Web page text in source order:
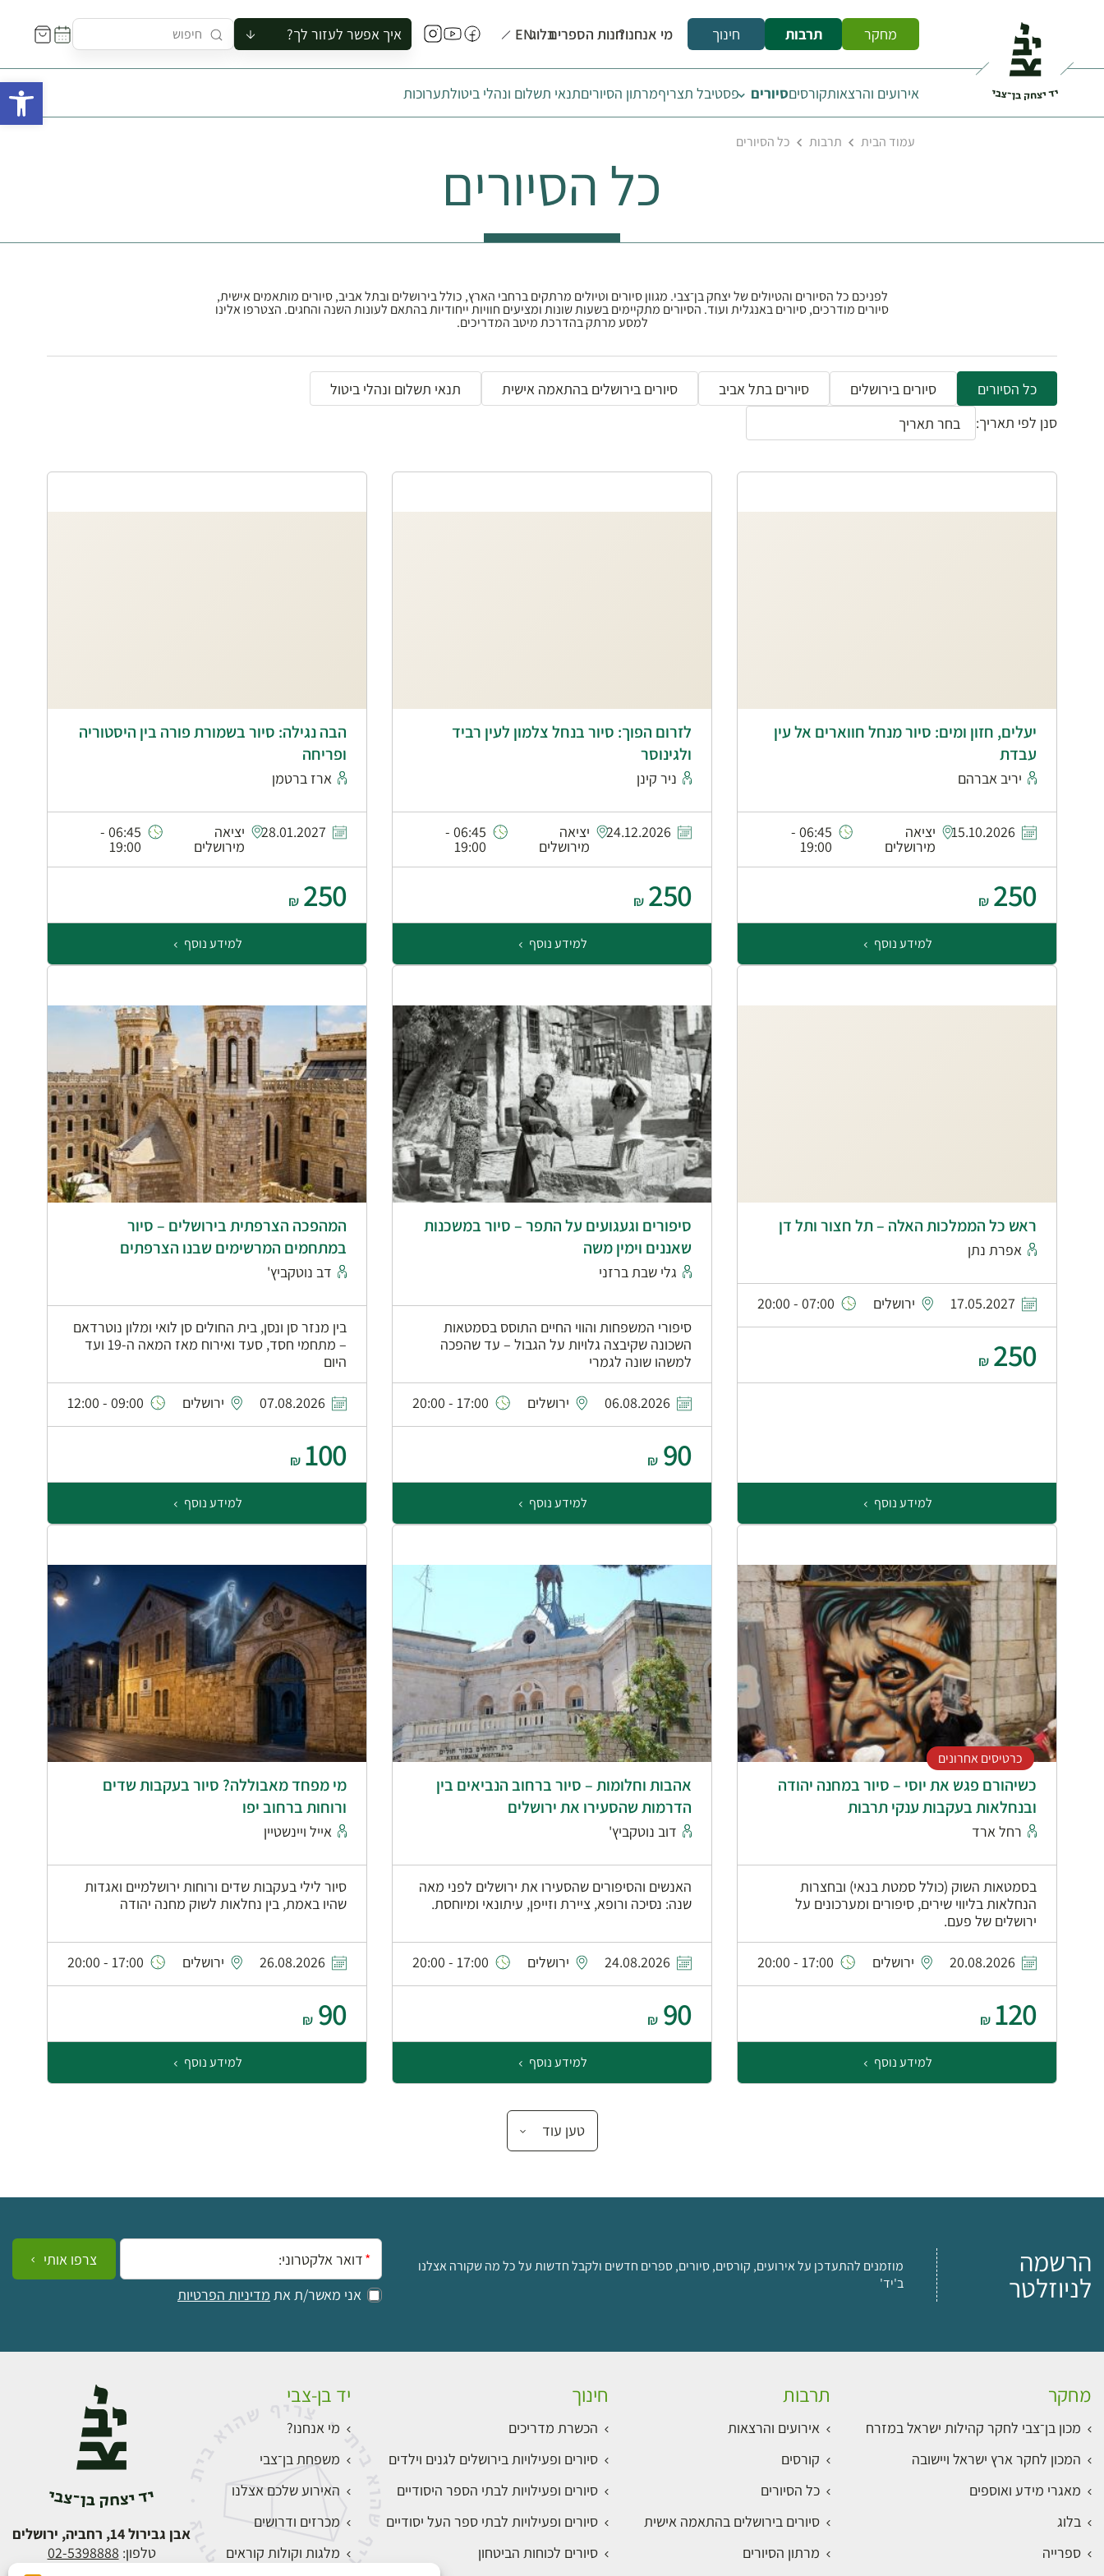
מחקר תרבות חינוך מי אנחנו?חנות הספריםבלוגEN איך אפשר לעזור לך?
להזמין סיור לקבוצה
להירשם לסיור
להירשם לקורס
אירועים והרצאותקורסיםסיורים פסטיבל תצריףמרתון הסיוריםתנאי תשלום ונהלי ביטולתערוכות
עמוד הבית תרבות כל הסיורים
כל הסיורים
לפניכם כל הסיורים והטיולים של יצחק בן־צבי. מגוון סיורים וטיולים מרתקים ברחבי הארץ, כולל בירושלים ובתל אביב, סיורים מותאמים אישית,
סיורים מודרכים, סיורים באנגלית ועוד. הסיורים מתקיימים בשעות שונות ומציעים חוויות ייחודיות בהתאם לעונות השנה והחגים. הצטרפו אלינו
למסע מרתק בהדרכת מיטב המדריכים.
כל הסיורים סיורים בירושלים סיורים בתל אביב סיורים בירושלים בהתאמה אישית
תנאי תשלום ונהלי ביטול
סנן לפי תאריך:
יעלים, חזון ומים: סיור מנחל חווארים אל עין
עבדת
יריב אברהם
15.10.2026 יציאה
מירושלים
06:45 -
19:00
250
₪
למידע נוסף
לזרום הפוך: סיור בנחל צלמון לעין רביד
ולגינוסר
ניר קינן
24.12.2026 יציאה
מירושלים
06:45 -
19:00
250
₪
למידע נוסף
הבה נגילה: סיור בשמורת פורה בין היסטוריה
ופריחה
ארז ברטמן
28.01.2027 יציאה
מירושלים
06:45 -
19:00
250
₪
למידע נוסף
ראש כל הממלכות האלה – תל חצור ותל דן
אפרת נתן
17.05.2027 ירושלים 07:00 - 20:00
250
₪
למידע נוסף
סיפורים וגעגועים על התפר – סיור במשכנות
שאננים וימין משה
גלי שבת ברזני
סיפורי המשפחות והווי החיים התוסס בסמטאות
השכונה שקיבצה גלויות על הגבול – עד שהפכה
למשהו שונה לגמרי
06.08.2026 ירושלים 17:00 - 20:00
90
₪
למידע נוסף
המהפכה הצרפתית בירושלים – סיור
במתחמים המרשימים שבנו הצרפתים
דב נוטקביץ'
בין מנזר סן ונסן, בית החולים סן לואי ומלון נוטרדאם
– מתחמי חסד, סעד ואירוח מאז המאה ה-19 ועד
היום
07.08.2026 ירושלים 09:00 - 12:00
100
₪
למידע נוסף
כרטיסים אחרונים
כשיהורם פגש את יוסי – סיור במחנה יהודה
ובנחלאות בעקבות ענקי תרבות
רחל ארד
בסמטאות השוק (כולל סמטת בנאי) ובחצרות
הנחלאות בליווי שירים, סיפורים ומערכונים על
ירושלים של פעם.
20.08.2026 ירושלים 17:00 - 20:00
120
₪
למידע נוסף
אהבות וחלומות – סיור ברחוב הנביאים בין
הדרמות שהסעירו את ירושלים
דוב נוטקביץ'
האנשים והסיפורים שהסעירו את ירושלים לפני מאה
שנה: נסיכה ורופא, ציירת וזייפן, עיתונאי ומיוחסת.
24.08.2026 ירושלים 17:00 - 20:00
90
₪
למידע נוסף
מי מפחד מאבוללה? סיור בעקבות שדים
ורוחות ברחוב יפו
אייל ויינשטיין
סיור לילי בעקבות שדים ורוחות ירושלמיים ואגדות
שהיו באמת, בין נחלאות לשוק מחנה יהודה
26.08.2026 ירושלים 17:00 - 20:00
90
₪
למידע נוסף
טען עוד
הרשמה
לניוזלטר
מוזמנים להתעדכן על אירועים, קורסים, סיורים, ספרים חדשים ולקבל חדשות על כל מה שקורה אצלנו
ב'יד'
אימייל:
אני מאשר/ת את מדיניות הפרטיות
צרפו אותי
מחקר
מכון בן־צבי לחקר קהילות ישראל במזרח
המכון לחקר ארץ ישראל ויישובה
מאגרי מידע ואוספים
בלוג
ספרייה
תרבות
אירועים והרצאות
קורסים
כל הסיורים
סיורים בירושלים בהתאמה אישית
מרתון הסיורים
חינוך
הכשרת מדריכים
סיורים ופעילויות בירושלים לגנים וילדים
סיורים ופעילויות לבתי הספר היסודיים
סיורים ופעילויות לבתי ספר העל יסודיים
סיורים לכוחות הביטחון
יד בן-צבי
מי אנחנו?
משפחת בן־צבי
האירוע שלכם אצלנו
מכרזים ודרושים
מלגות וקולות קוראים
אבן גבירול 14, רחביה, ירושלים
טלפון: 02-5398888